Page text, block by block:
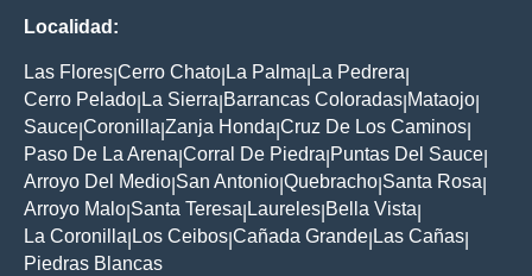
Localidad:
Las Flores Cerro Chato La Palma La Pedrera
Cerro Pelado La Sierra Barrancas Coloradas Mataojo
Sauce Coronilla Zanja Honda Cruz De Los Caminos
Paso De La Arena Corral De Piedra Puntas Del Sauce
Arroyo Del Medio San Antonio Quebracho Santa Rosa
Arroyo Malo Santa Teresa Laureles Bella Vista
La Coronilla Los Ceibos Cañada Grande Las Cañas
Piedras Blancas